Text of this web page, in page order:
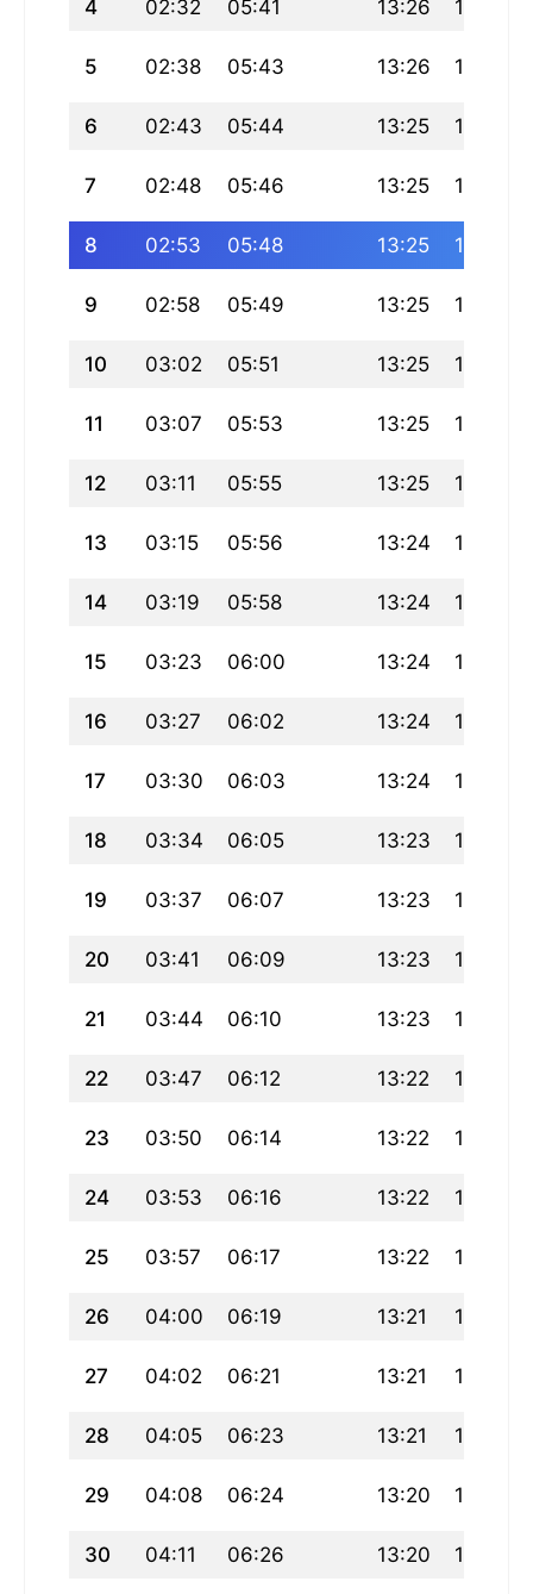
4 02:32 05:41 13:26 17:36
5 02:38 05:43 13:26 17:35
6 02:43 05:44 13:25 17:34
7 02:48 05:46 13:25 17:33
8 02:53 05:48 13:25 17:32
9 02:58 05:49 13:25 17:31
10 03:02 05:51 13:25 17:30
11 03:07 05:53 13:25 17:29
12 03:11 05:55 13:25 17:28
13 03:15 05:56 13:24 17:27
14 03:19 05:58 13:24 17:26
15 03:23 06:00 13:24 17:25
16 03:27 06:02 13:24 17:24
17 03:30 06:03 13:24 17:22
18 03:34 06:05 13:23 17:21
19 03:37 06:07 13:23 17:20
20 03:41 06:09 13:23 17:19
21 03:44 06:10 13:23 17:17
22 03:47 06:12 13:22 17:16
23 03:50 06:14 13:22 17:15
24 03:53 06:16 13:22 17:14
25 03:57 06:17 13:22 17:12
26 04:00 06:19 13:21 17:11
27 04:02 06:21 13:21 17:10
28 04:05 06:23 13:21 17:08
29 04:08 06:24 13:20 17:07
30 04:11 06:26 13:20 17:05